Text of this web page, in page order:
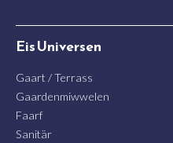
Eis Universen
Gaart / Terrass
Gaardenmiwwelen
Faarf
Sanitär